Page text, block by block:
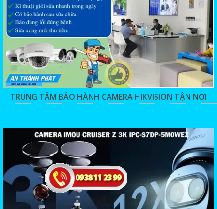
TRUNG TÂM BẢO HÀNH CAMERA HIKVISION TẬN NƠI